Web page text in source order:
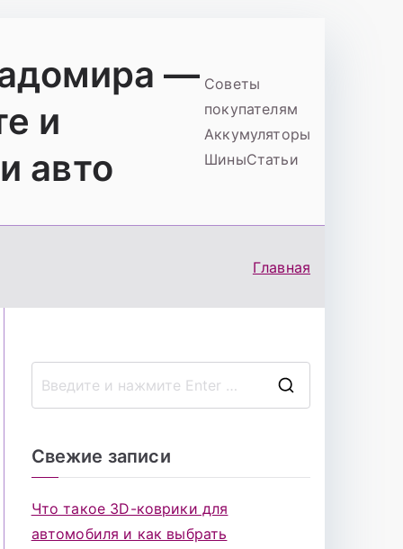
—
и
авто
Советы
покупателям
Аккумуляторы
ШиныСтатьи
Главная
Свежие записи
Что такое 3D-коврики для
автомобиля и как выбрать